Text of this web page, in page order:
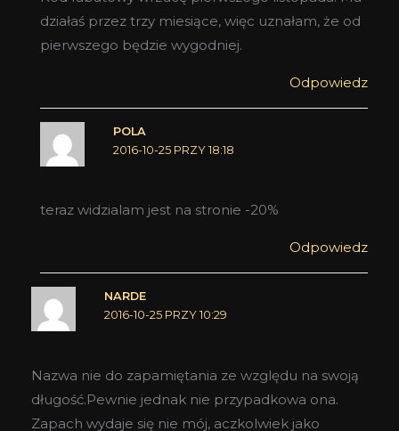
działaś przez trzy miesiące, więc uznałam, że od
pierwszego będzie wygodniej.
Odpowiedz
POLA
2016-10-25 PRZY 18:18
teraz widzialam jest na stronie -20%
Odpowiedz
NARDE
2016-10-25 PRZY 10:29
Nazwa nie do zapamiętania ze względu na swoją
długość.Pewnie jednak nie przypadkowa ona.
Zapach wydaje się nie mój, aczkolwiek jako